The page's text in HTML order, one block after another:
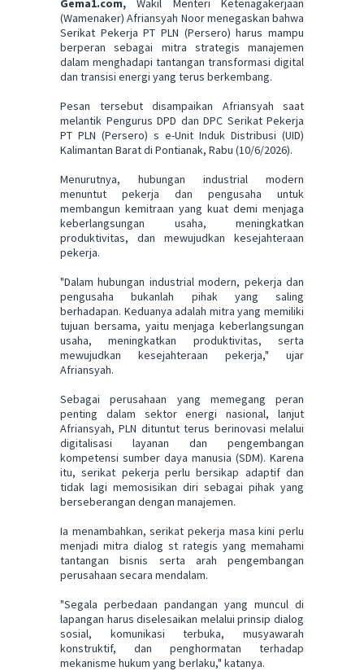
Gema1.com,Wakil Menteri Ketenagakerjaan
(Wamenaker) Afriansyah Noor menegaskan bahwa
Serikat Pekerja PT PLN (Persero) harus mampu
berperan sebagai mitra strategis manajemen
dalam menghadapi tantangan transformasi digital
dan transisi energi yang terus berkembang.
Pesan tersebut disampaikan Afriansyah saat
melantik Pengurus DPD dan DPC Serikat Pekerja
PT PLN (Persero) s e-Unit Induk Distribusi (UID)
Kalimantan Barat di Pontianak, Rabu (10/6/2026).
Menurutnya, hubungan industrial modern
menuntut pekerja dan pengusaha untuk
membangun kemitraan yang kuat demi menjaga
keberlangsungan usaha, meningkatkan
produktivitas, dan mewujudkan kesejahteraan
pekerja.
"Dalam hubungan industrial modern, pekerja dan
pengusaha bukanlah pihak yang saling
berhadapan. Keduanya adalah mitra yang memiliki
tujuan bersama, yaitu menjaga keberlangsungan
usaha, meningkatkan produktivitas, serta
mewujudkan kesejahteraan pekerja," ujar
Afriansyah.
Sebagai perusahaan yang memegang peran
penting dalam sektor energi nasional, lanjut
Afriansyah, PLN dituntut terus berinovasi melalui
digitalisasi layanan dan pengembangan
kompetensi sumber daya manusia (SDM). Karena
itu, serikat pekerja perlu bersikap adaptif dan
tidak lagi memosisikan diri sebagai pihak yang
berseberangan dengan manajemen.
Ia menambahkan, serikat pekerja masa kini perlu
menjadi mitra dialog st rategis yang memahami
tantangan bisnis serta arah pengembangan
perusahaan secara mendalam.
"Segala perbedaan pandangan yang muncul di
lapangan harus diselesaikan melalui prinsip dialog
sosial, komunikasi terbuka, musyawarah
konstruktif, dan penghormatan terhadap
mekanisme hukum yang berlaku," katanya.